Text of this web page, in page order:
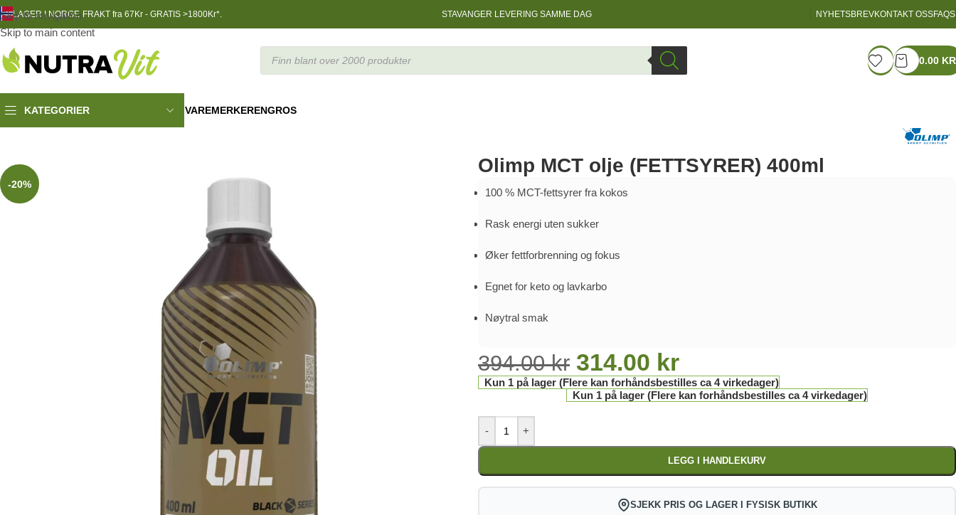
Skip to navigation
Skip to main content
LAGER I NORGEFRAKT fra 67Kr - GRATIS >1800Kr*. STAVANGER LEVERING SAMME DAG NYHETSBREVKONTAKT OSSFAQS
0.00 KR
KATEGORIER VAREMERKERENGROS
-20%
Olimp MCT olje (FETTSYRER) 400ml
100 % MCT-fettsyrer fra kokos
Rask energi uten sukker
Øker fettforbrenning og fokus
Egnet for keto og lavkarbo
Nøytral smak
394.00kr 314.00 kr
Kun 1 på lager (Flere kan forhåndsbestilles ca 4 virkedager)
Kun 1 på lager (Flere kan forhåndsbestilles ca 4 virkedager)
- +
LEGG I HANDLEKURV
SJEKK PRIS OG LAGER I FYSISK BUTIKK